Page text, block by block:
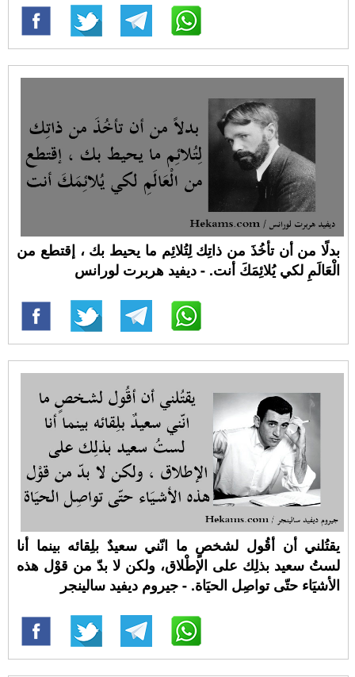
بدلًا من أن تأخُذَ من ذاتِك لِتُلائِم ما يحيط بك ، إقتطع من
الْعَالَمِ لكي يُلائِمَكَ أنت. - ديفيد هربرت لورانس
يقتُلني أن أقُول لشخصٍ ما انّني سعيدٌ بلِقائه بينما أنا
لستُ سعيد بذلِك على الإطْلاق، ولكن لا بدّ من قوْل هذه
الأشيَاء حتّى تواصِل الحيَاة. - جيروم ديفيد سالينجر